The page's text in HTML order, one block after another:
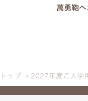
萬勇鞄へ
トップ 2027年度ご入学